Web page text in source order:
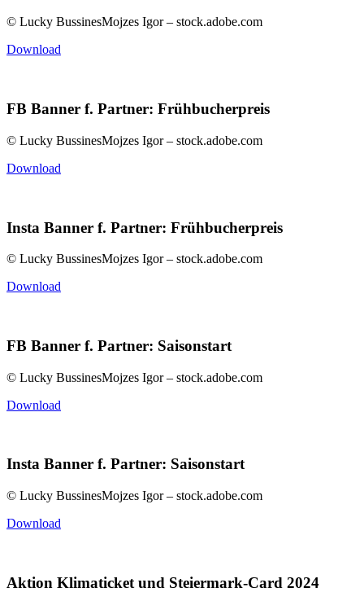
© Lucky BussinesMojzes Igor – stock.adobe.com
Download
FB Banner f. Partner: Frühbucherpreis
© Lucky BussinesMojzes Igor – stock.adobe.com
Download
Insta Banner f. Partner: Frühbucherpreis
© Lucky BussinesMojzes Igor – stock.adobe.com
Download
FB Banner f. Partner: Saisonstart
© Lucky BussinesMojzes Igor – stock.adobe.com
Download
Insta Banner f. Partner: Saisonstart
© Lucky BussinesMojzes Igor – stock.adobe.com
Download
Aktion Klimaticket und Steiermark-Card 2024